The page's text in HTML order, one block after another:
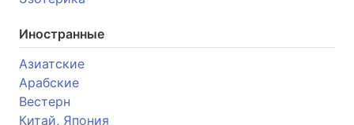
Иностранные
Азиатские
Арабские
Вестерн
Китай, Япония